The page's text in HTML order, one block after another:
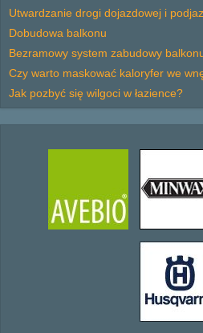
Utwardzanie drogi dojazdowej i
Dobudowa balkonu
Bezramowy system zabudowy
Czy warto maskować kaloryfer we
Jak pozbyć się wilgoci w łazience?